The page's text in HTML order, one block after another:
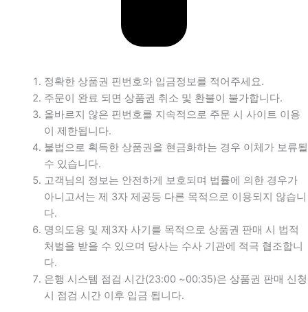
정확한 상품권 핀번호와 입금정보를 적어주세요.
주문이 완료 되면 상품권 취소 및 환불이 불가합니다.
올바르지 않은 핀번호를 지속적으로 주문 시 사이트 이용
이 제한됩니다.
불법으로 획득한 상품권을 현금화하는 경우 이체가 보류될
수 있습니다.
고객님의 정보는 안전하게 보호되며 법률에 의한 경우가
아니고서는 제 3자 제공등 다른 목적으로 이용되지 않습니
다.
명의도용 및 제3자 사기를 목적으로 상품권 판매 시 법적
처벌을 받을 수 있으며 당사는 수사 기관에 적극 협조합니
다.
은행 시스템 점검 시간(23:00 ~00:35)은 상품권 판매 신청
시 점검 시간 이후 입금 됩니다.